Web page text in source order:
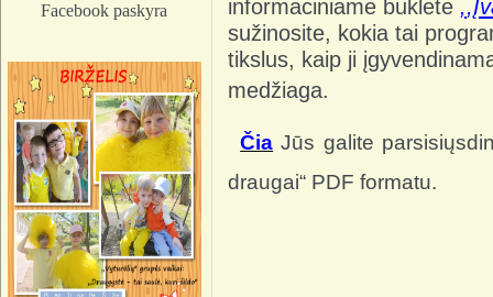
Facebook paskyra
informaciniame buklete ,
sužinosite, kokia tai
tikslus, kaip ji
medžiaga.
Čia Jūs galite
draugai“ PDF formatu.